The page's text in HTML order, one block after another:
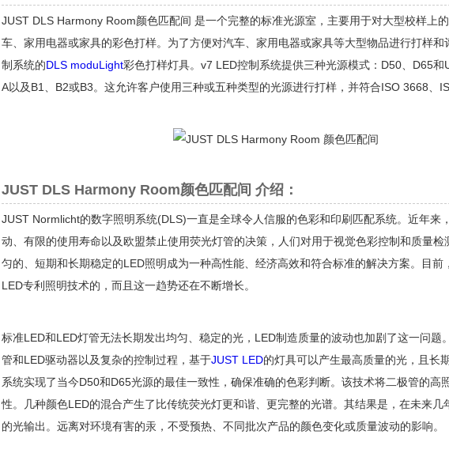
JUST DLS Harmony Room颜色匹配间 是一个完整的标准光源室，主要用于对大型校样上
车、家用电器或家具的彩色打样。为了方便对汽车、家用电器或家具等大型物品进行打样
制系统的DLS moduLight彩色打样灯具。v7 LED控制系统提供三种光源模式：D50、D65
A以及B1、B2或B3。这允许客户使用三种或五种类型的光源进行打样，并符合ISO 3668、
JUST DLS Harmony Room颜色匹配间 介绍：
JUST Normlicht的数字照明系统(DLS)一直是全球令人信服的色彩和印刷匹配系统。近年来
动、有限的使用寿命以及欧盟禁止使用荧光灯管的决策，人们对用于视觉色彩控制和质量
匀的、短期和长期稳定的LED照明成为一种高性能、经济高效和符合标准的解决方案。目
LED专利照明技术的，而且这一趋势还在不断增长。
标准LED和LED灯管无法长期发出均匀、稳定的光，LED制造质量的波动也加剧了这一问
管和LED驱动器以及复杂的控制过程，基于JUST LED的灯具可以产生最高质量的光，且长
系统实现了当今D50和D65光源的最佳一致性，确保准确的色彩判断。该技术将二极管的
性。几种颜色LED的混合产生了比传统荧光灯更和谐、更完整的光谱。其结果是，在未来
的光输出。远离对环境有害的汞，不受预热、不同批次产品的颜色变化或质量波动的影响。